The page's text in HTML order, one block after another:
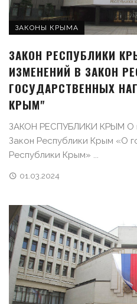
ЗАКОНЫ КРЫМА
ЗАКОН РЕСПУБЛИКИ
ИЗМЕНЕНИЙ В ЗАКОН
ГОСУДАРСТВЕННЫХ
КРЫМ"
ЗАКОН РЕСПУБЛИКИ КРЫМ О
Закон Республики Крым «О
Республики Крым» ...
01.03.2024